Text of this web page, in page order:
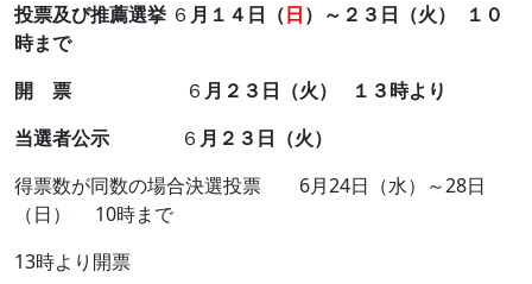
投票及び推薦選挙 ６ 月１４日（日）～２３日（火） １０
時まで
開 票 ６ 月２３日（火） １３時より
当選者公示
６ 月２３日（火）
得票数が同数の場合決選投票 6月24日（水）～28日
（日） 10時まで
13時より開票